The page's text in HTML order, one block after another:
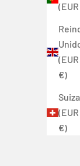
(EUR
€)
Suiza
(EUR
€)